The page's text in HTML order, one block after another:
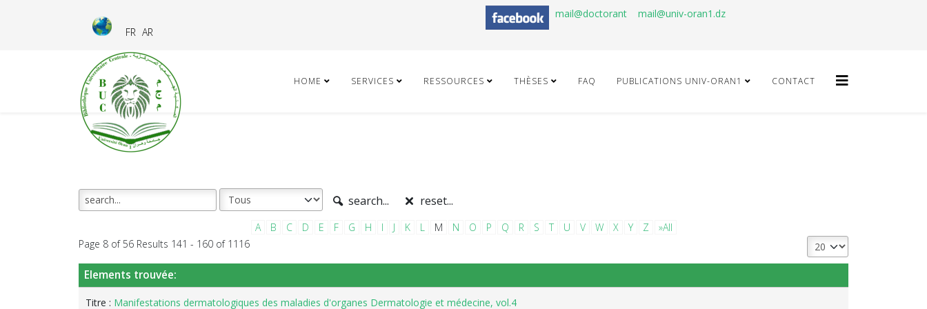
FR AR
mail@doctorant mail@univ-oran1.dz
HOME SERVICES RESSOURCES THÈSES FAQ PUBLICATIONS UNIV-ORAN1 CONTACT
search... reset...
A B C D E F G H I J K L M N O P Q R S T U V W X Y Z
»All
Page 8 of 56 Results 141 - 160 of 1116
Elements trouvée:
Titre : Manifestations dermatologiques des maladies d'organes Dermatologie et médecine, vol.4